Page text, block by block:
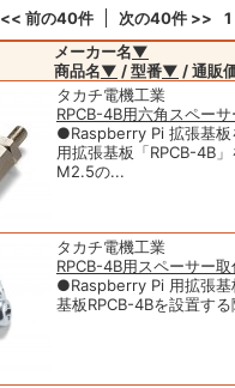
<< 前の40件 次の40件 >> 1
メーカー名▼
商品名▼ / 型番▼ / 通販
タカチ電機工業
RPCB-4B用六角スペー
●Raspberry Pi 拡張基
用拡張基板「RPCB-4B
M2.5の...
タカチ電機工業
RPCB-4B用スペーサー
●Raspberry Pi 用拡張
基板RPCB-4Bを設置す